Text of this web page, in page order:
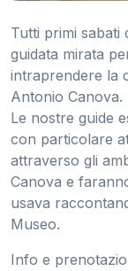
Tutti primi sabati
guidata mirata
intraprendere la
Antonio Canova.
Le nostre guide
con particolare
attraverso gli
Canova e
usava
Museo.
Info e